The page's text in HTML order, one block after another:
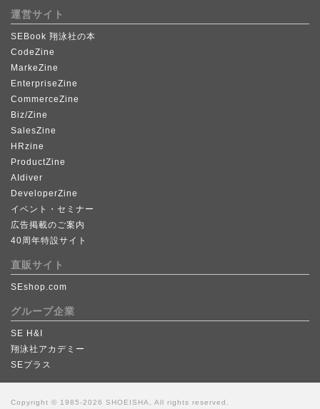
運営サイト
SEBook 翔泳社の本
CodeZine
MarkeZine
EnterpriseZine
CommerceZine
Biz/Zine
SalesZine
HRzine
ProductZine
AIdiver
DeveloperZine
イベント・セミナー
広告掲載のご案内
40周年特設サイト
直販サイト
SEshop.com
グループ企業
SE H&I
翔泳社アカデミー
SEプラス
Copyright © 1985-2026 SHOEISHA, All rights reserved.